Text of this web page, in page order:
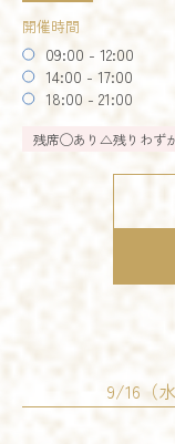
試食会 会場コー
お得な
△残りわずか
会場コ
残席◯あり △残りわずか
開催時間
09:00 - 12:00
14:00 - 17:00
18:00 - 21:00
残席◯あり △残りわず
9/16（